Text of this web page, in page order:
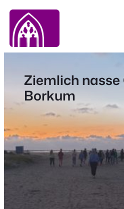
Zum
Inhalt
springen
Ziemlich
Borkum